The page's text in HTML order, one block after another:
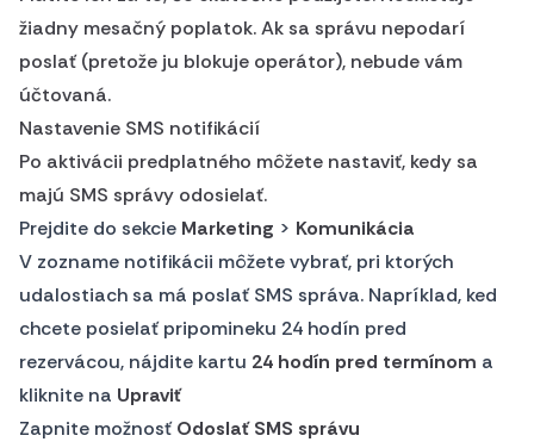
žiadny mesačný poplatok. Ak sa správu nepodarí
poslať (pretože ju blokuje operátor), nebude vám
účtovaná.
Nastavenie SMS notifikácií
Po aktivácii predplatného môžete nastaviť, kedy sa
majú SMS správy odosielať.
Prejdite do sekcie Marketing > Komunikácia
V zozname notifikácii môžete vybrať, pri ktorých
udalostiach sa má poslať SMS správa. Napríklad, ked
chcete posielať pripomineku 24 hodín pred
rezervácou, nájdite kartu 24 hodín pred termínom a
kliknite na Upraviť
Zapnite možnosťOdoslať SMS správu